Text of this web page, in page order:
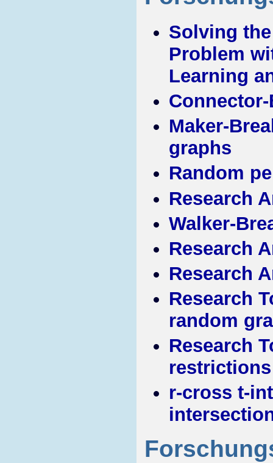
Solving
Problem
Learning
Maker-
graphs
Random
Research
Walker-
Research
Research
Research
random
Research
restrictions
r-cross t-